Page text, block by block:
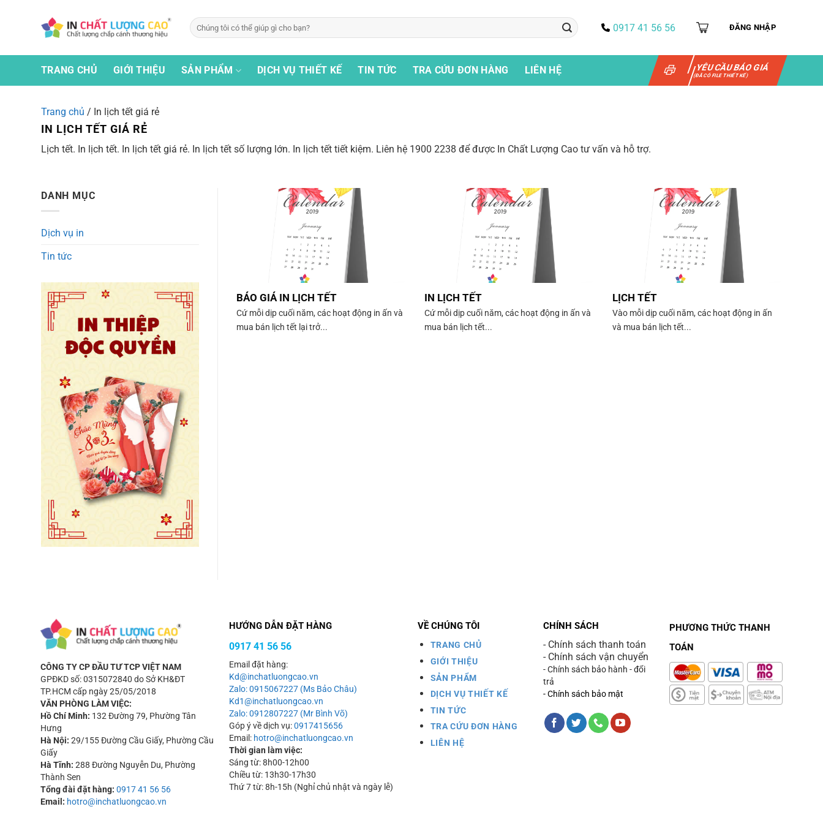
dung
Tìm
kiếm:
0917 41 56 56 ĐĂNG NHẬP
TRANG CHỦ GIỚI THIỆU SẢN PHẨM DỊCH VỤ THIẾT KẾ TIN TỨC TRA CỨU ĐƠN HÀNG LIÊN HỆ YÊU CẦU BÁO GIÁ
(ĐÃ CÓ FILE THIẾT KẾ)
Trang chủ / In lịch tết giá rẻ
IN LỊCH TẾT GIÁ RẺ
Lịch tết. In lịch tết. In lịch tết giá rẻ. In lịch tết số lượng lớn. In lịch tết tiết kiệm. Liên hệ 1900 2238 để được In Chất Lượng Cao tư vấn và hỗ trợ.
DANH MỤC
Dịch vụ in
Tin tức
BÁO GIÁ IN LỊCH TẾT
Cứ mỗi dịp cuối năm, các hoạt động in ấn và
mua bán lịch tết lại trở...
IN LỊCH TẾT
Cứ mỗi dịp cuối năm, các hoạt động in ấn và
mua bán lịch tết...
LỊCH TẾT
Vào mỗi dịp cuối năm, các hoạt động in ấn
và mua bán lịch tết...
CÔNG TY CP ĐẦU TƯ TCP VIỆT NAM
GPĐKD số: 0315072840 do Sở KH&ĐT
TP.HCM cấp ngày 25/05/2018
VĂN PHÒNG LÀM VIỆC:
Hồ Chí Minh: 132 Đường 79, Phường Tân
Hưng
Hà Nội: 29/155 Đường Cầu Giấy, Phường Cầu
Giấy
Hà Tĩnh: 288 Đường Nguyễn Du, Phường
Thành Sen
Tổng đài đặt hàng: 0917 41 56 56
Email: hotro@inchatluongcao.vn
HƯỚNG DẪN ĐẶT HÀNG
0917 41 56 56
Email đặt hàng:
Kd@inchatluongcao.vn
Zalo: 0915067227 (Ms Bảo Châu)
Kd1@inchatluongcao.vn
Zalo: 0912807227 (Mr Bình Võ)
Góp ý về dịch vụ:0917415656
Email: hotro@inchatluongcao.vn
Thời gian làm việc:
Sáng từ: 8h00-12h00
Chiều từ: 13h30-17h30
Thứ 7 từ: 8h-15h (Nghỉ chủ nhật và ngày lễ)
VỀ CHÚNG TÔI
TRANG CHỦ
GIỚI THIỆU
SẢN PHẨM
DỊCH VỤ THIẾT KẾ
TIN TỨC
TRA CỨU ĐƠN HÀNG
LIÊN HỆ
CHÍNH SÁCH
- Chính sách thanh toán
- Chính sách vận chuyển
- Chính sách bảo hành - đổi
trả
- Chính sách bảo mật
PHƯƠNG THỨC THANH
TOÁN